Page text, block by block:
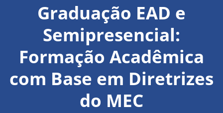
Graduação EAD e
Semipresencial:
Formação Acadêmica
com Base em Diretrizes
do MEC